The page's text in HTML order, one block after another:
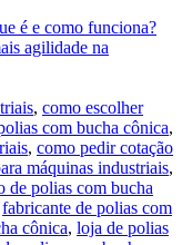
é e como funciona?
agilidade na
, como escolher
com bucha cônica,
, como pedir cotação
máquinas industriais,
de polias com bucha
fabricante de polias com
cônica, loja de polias